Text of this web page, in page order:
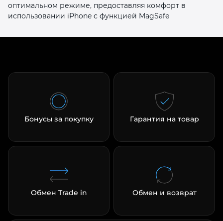
оптимальном режиме, предоставляя комфорт в
использовании iPhone с функцией MagSafe
Бонусы за покупку Гарантия на товар
Обмен Trade in Обмен и возврат